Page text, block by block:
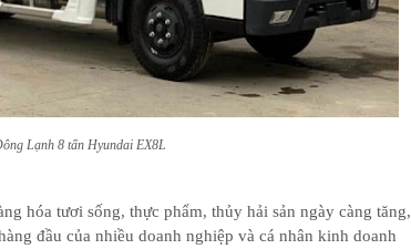
Lạnh 8 tấn Hyundai EX8L
hóa tươi sống, thực phẩm, thủy hải sản ngày càng tăng,
đầu của nhiều doanh nghiệp và cá nhân kinh doanh